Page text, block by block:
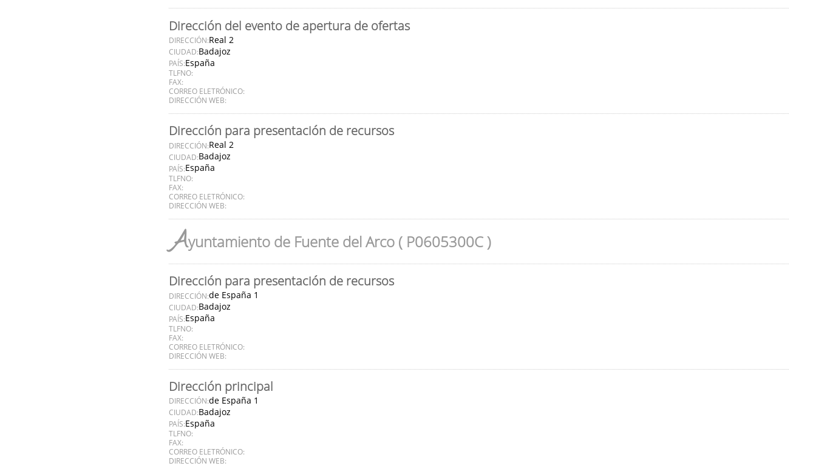
Dirección del evento de apertura de ofertas
DIRECCIÓN:Real 2
CIUDAD:Badajoz
PAÍS:España
TLFNO:
FAX:
CORREO ELETRÓNICO:
DIRECCIÓN WEB:
Dirección para presentación de recursos
DIRECCIÓN:Real 2
CIUDAD:Badajoz
PAÍS:España
TLFNO:
FAX:
CORREO ELETRÓNICO:
DIRECCIÓN WEB:
Ayuntamiento de Fuente del Arco ( P0605300C )
Dirección para presentación de recursos
DIRECCIÓN:de España 1
CIUDAD:Badajoz
PAÍS:España
TLFNO:
FAX:
CORREO ELETRÓNICO:
DIRECCIÓN WEB:
Dirección principal
DIRECCIÓN:de España 1
CIUDAD:Badajoz
PAÍS:España
TLFNO:
FAX:
CORREO ELETRÓNICO:
DIRECCIÓN WEB: